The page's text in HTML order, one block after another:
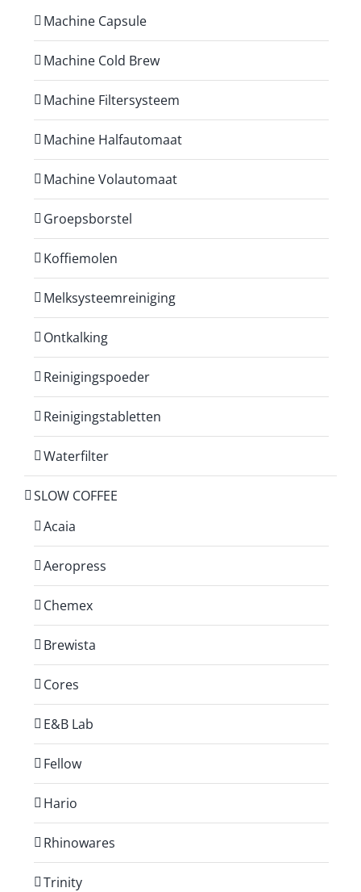
Machine Capsule
Machine Cold Brew
Machine Filtersysteem
Machine Halfautomaat
Machine Volautomaat
Groepsborstel
Koffiemolen
Melksysteemreiniging
Ontkalking
Reinigingspoeder
Reinigingstabletten
Waterfilter
SLOW COFFEE
Acaia
Aeropress
Chemex
Brewista
Cores
E&B Lab
Fellow
Hario
Rhinowares
Trinity